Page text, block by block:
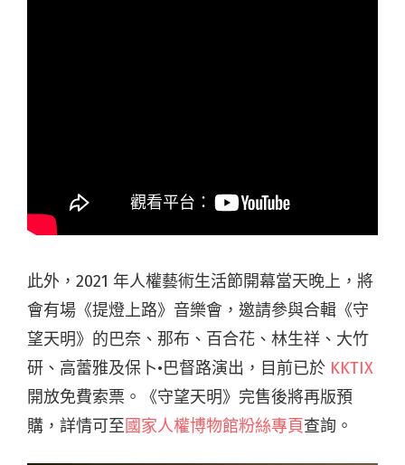
此外，2021 年人權藝術生活節開幕當天晚上，將
會有場《提燈上路》音樂會，邀請參與合輯《守
望天明》的巴奈、那布、百合花、林生祥、大竹
研、高蕾雅及保卜•巴督路演出，目前已於 KKTIX
開放免費索票。《守望天明》完售後將再版預
購，詳情可至國家人權博物館粉絲專頁查詢。